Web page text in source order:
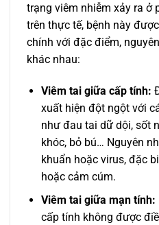
trạng viêm nhiễm xảy ra ở
trên thực tế, bệnh này
chính với đặc điểm,
khác nhau:
Viêm tai giữa cấp tính:
xuất hiện đột ngột với
như đau tai dữ dội, sốt
khóc, bỏ bú… Nguyên
khuẩn hoặc virus, đặc
hoặc cảm cúm.
Viêm tai giữa mạn tính:
cấp tính không được